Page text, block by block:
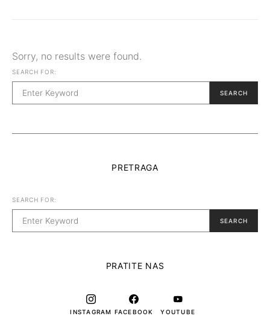
Sorry, no results were found.
SEARCH FOR:
SEARCH
PRETRAGA
SEARCH FOR:
SEARCH
PRATITE NAS
INSTAGRAM FACEBOOK
YOUTUBE